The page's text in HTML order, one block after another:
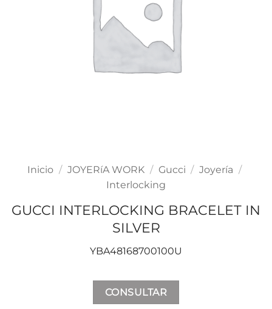
Inicio / JOYERíA WORK / Gucci / Joyería /
Interlocking
GUCCI INTERLOCKING BRACELET IN
SILVER
YBA48168700100U
CONSULTAR